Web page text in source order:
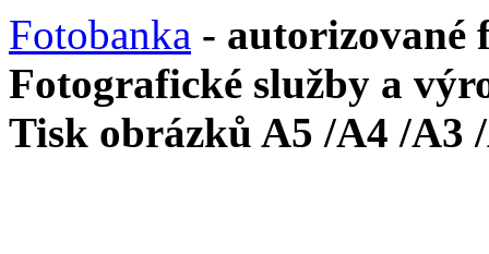
Fotobanka - autorizované
Fotografické služby a
Tisk obrázků A5 /A4 /A3